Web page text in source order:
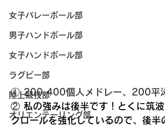
女子バレーボール部
男子ハンドボール部
女子ハンドボール部
ラグビー部
陸上競技部
オリエンテーリング部
① 200.400個人メドレー、200平
② 私の強みは後半です！とくに筑
クロールを強化しているので、後半